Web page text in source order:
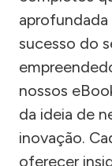
aprofundada
sucesso do
nossos
da ideia de
inovação.
oferecer